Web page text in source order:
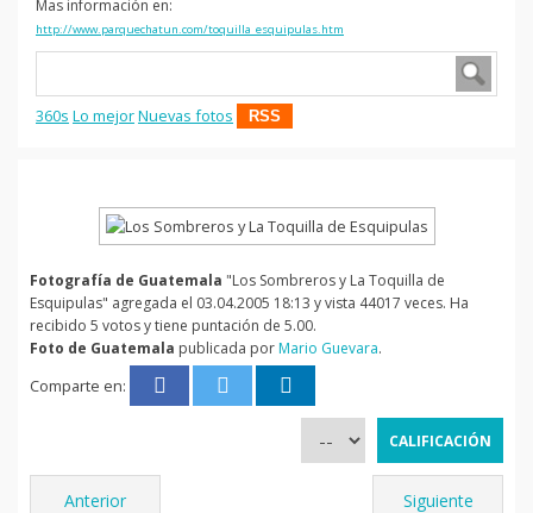
Mas información en:
http://www.parquechatun.com/toquilla_esquipulas.htm
360s Lo mejorNuevas fotos RSS
Fotografía de Guatemala "Los Sombreros y La Toquilla de
Esquipulas" agregada el 03.04.2005 18:13 y vista 44017 veces. Ha
recibido 5 votos y tiene puntación de 5.00.
Foto de Guatemala publicada porMario Guevara.
Comparte en:
Anterior Siguiente